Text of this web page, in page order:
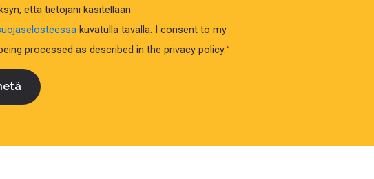
että tietojani käsitellään
kuvatulla tavalla.
I consent to my
processed as described in the privacy policy.*